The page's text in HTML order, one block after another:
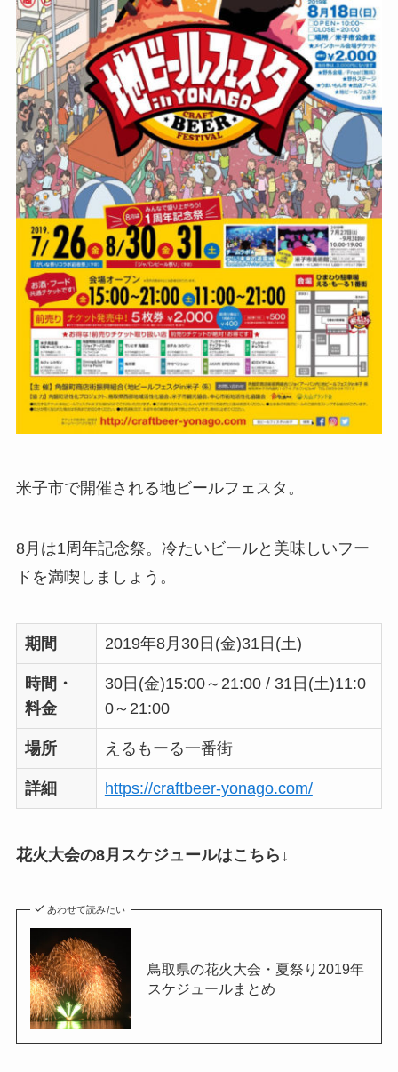
米子市で開催される地ビールフェスタ。
8月は1周年記念祭。冷たいビールと美味しいフー
ドを満喫しましょう。
期間 2019年8月30日(金)31日(土)
時間・
料金
30日(金)15:00～21:00 / 31日(土)11:0
0～21:00
場所 えるもーる一番街
詳細 https://craftbeer-yonago.com/
花火大会の8月スケジュールはこちら↓
あわせて読みたい
鳥取県の花火大会・夏祭り2019年
スケジュールまとめ